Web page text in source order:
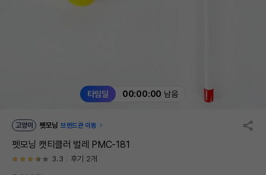
타임딜 00:00:00 남음
고양이 펫모닝 브랜드관 이동
펫모닝 캣티클러 벌레 PMC-181
3.3 후기 2개